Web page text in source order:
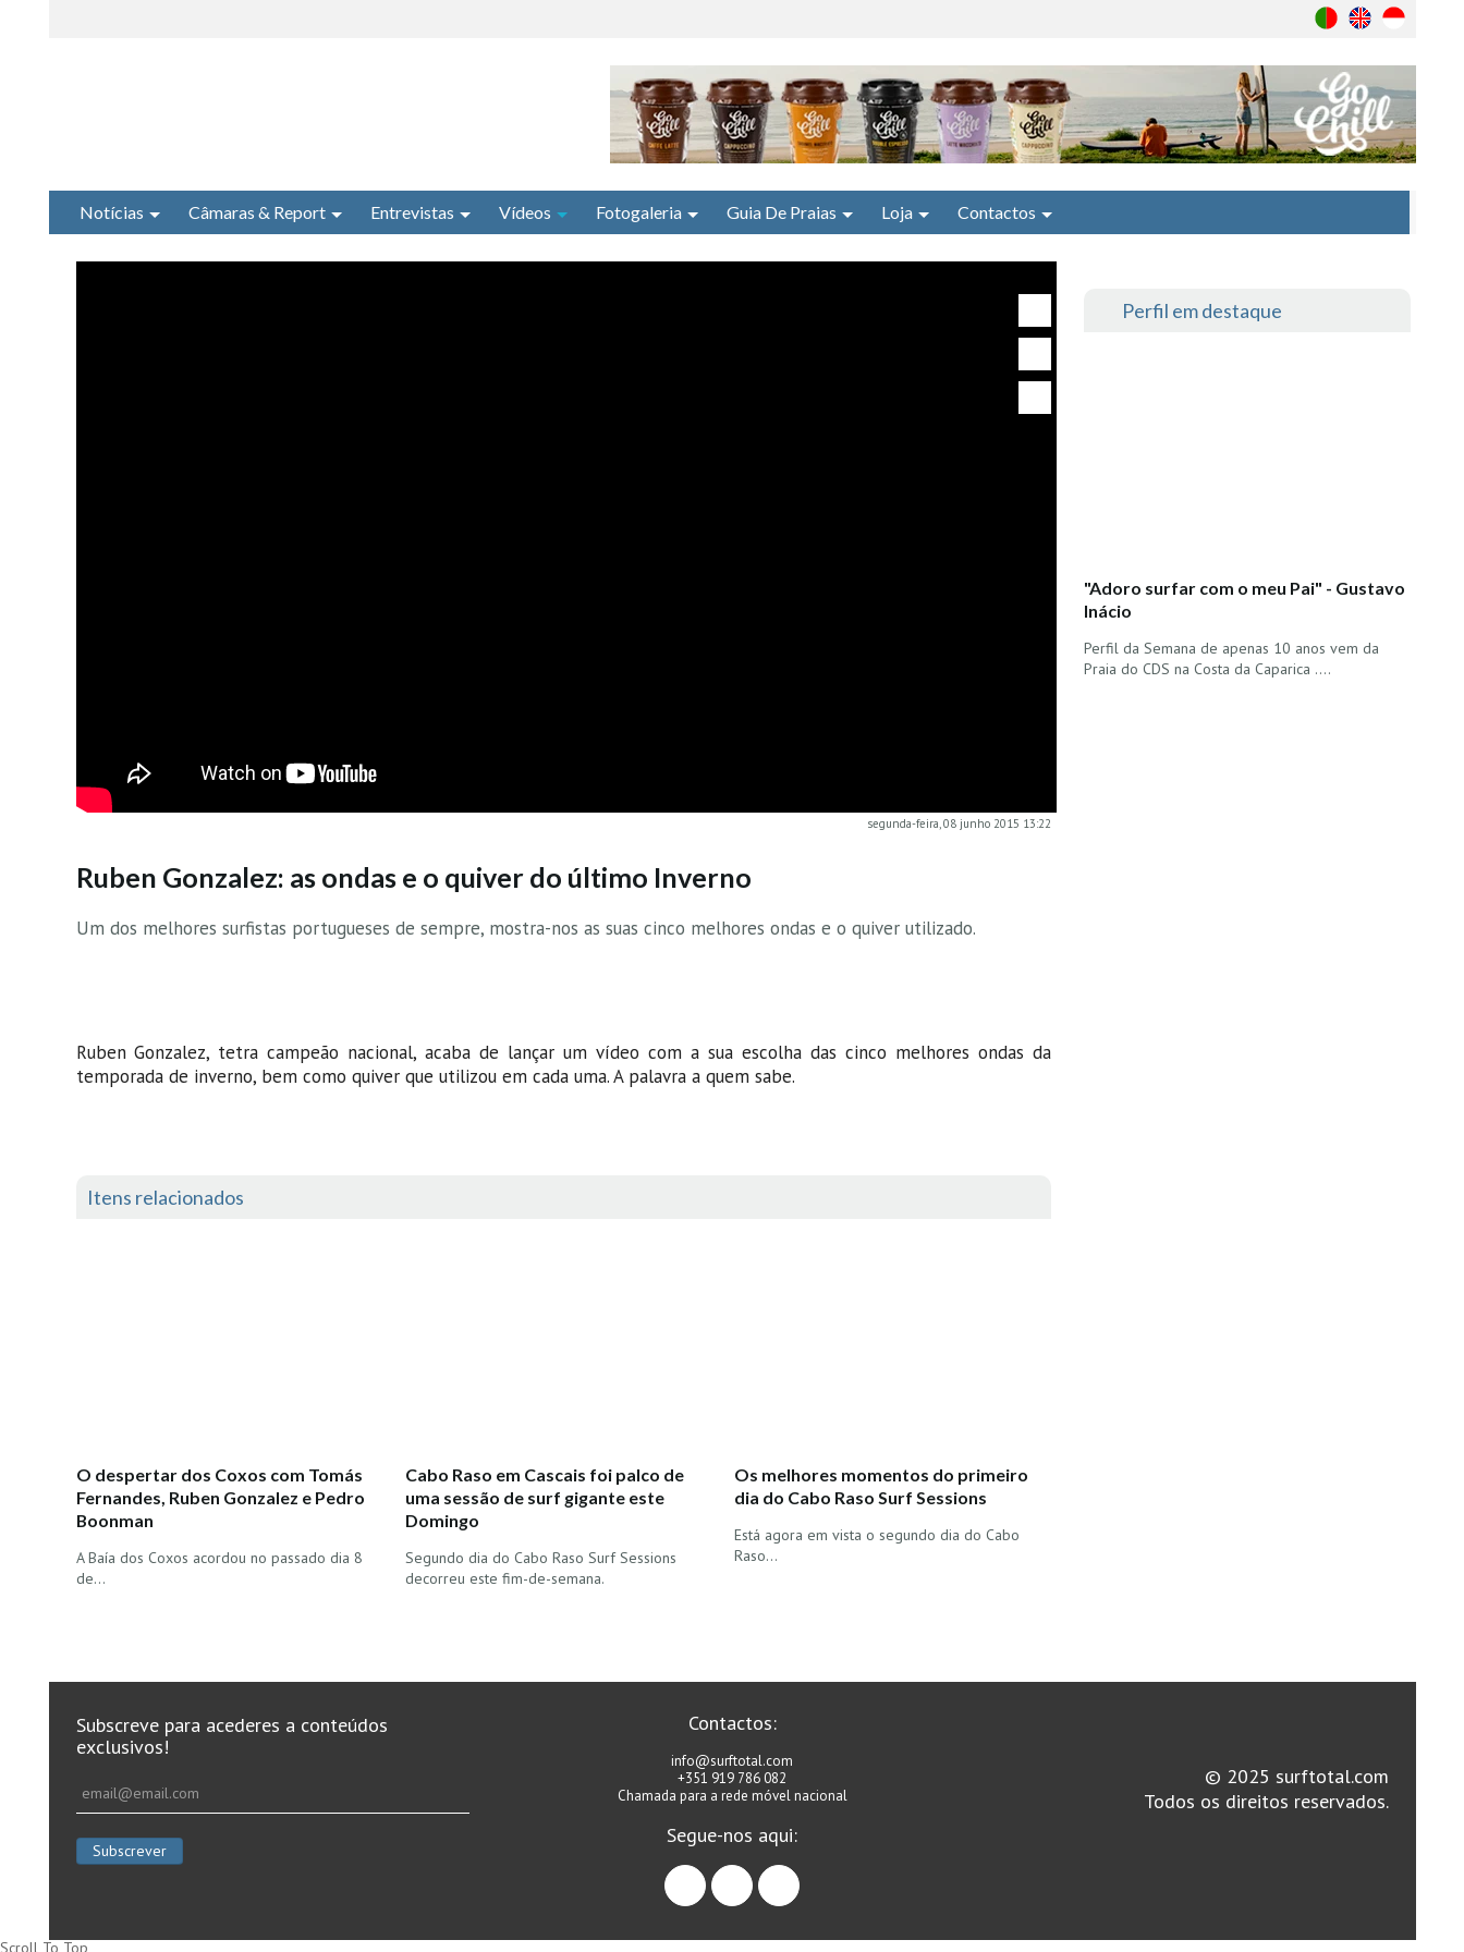
Notícias Câmaras & Report Entrevistas Vídeos Fotogaleria Guia De Praias Loja Contactos
segunda-feira, 08 junho 2015 13:22
Ruben Gonzalez: as ondas e o quiver do último Inverno
Um dos melhores surfistas portugueses de sempre, mostra-nos as suas cinco melhores ondas e o quiver utilizado.
Ruben Gonzalez, tetra campeão nacional, acaba de lançar um vídeo com a sua escolha das cinco melhores ondas da
temporada de inverno, bem como quiver que utilizou em cada uma. A palavra a quem sabe.
Itens relacionados
O despertar dos Coxos com Tomás
Fernandes, Ruben Gonzalez e Pedro
Boonman
A Baía dos Coxos acordou no passado dia 8
de…
Cabo Raso em Cascais foi palco de
uma sessão de surf gigante este
Domingo
Segundo dia do Cabo Raso Surf Sessions
decorreu este fim-de-semana.
Os melhores momentos do primeiro
dia do Cabo Raso Surf Sessions
Está agora em vista o segundo dia do Cabo
Raso…
Perfil em destaque
"Adoro surfar com o meu Pai" - Gustavo
Inácio
Perfil da Semana de apenas 10 anos vem da
Praia do CDS na Costa da Caparica ....
Subscreve para acederes a conteúdos
exclusivos!
Contactos:
info@surftotal.com
+351 919 786 082
Chamada para a rede móvel nacional
Segue-nos aqui:
facebookinstagramlinkedin
© 2025 surftotal.com
Todos os direitos reservados.
Scroll To Top